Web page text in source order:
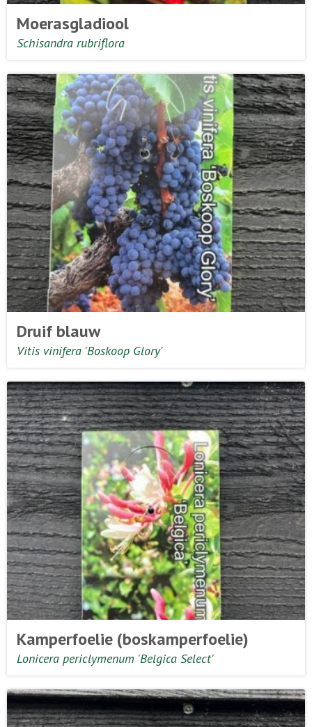
Moerasgladiool
Schisandra rubriflora
Druif blauw
Vitis vinifera 'Boskoop Glory'
Kamperfoelie (boskamperfoelie)
Lonicera periclymenum 'Belgica Select'